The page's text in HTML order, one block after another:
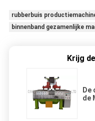
rubberbuis
binnenband gezamenlijke
Krijg
De
de